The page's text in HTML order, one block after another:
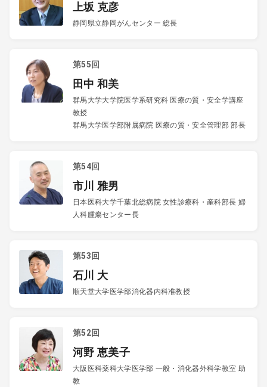
上坂 克彦
静岡県立静岡がんセンター 総長
第55回
田中 和美
群馬大学大学院医学系研究科 医療の質・安全学講座
教授
群馬大学医学部附属病院 医療の質・安全管理部 部長
第54回
市川 雅男
日本医科大学千葉北総病院 女性診療科・産科部長 婦
人科腫瘍センター長
第53回
石川 大
順天堂大学医学部消化器内科准教授
第52回
河野 恵美子
大阪医科薬科大学医学部 一般・消化器外科学教室 助
教